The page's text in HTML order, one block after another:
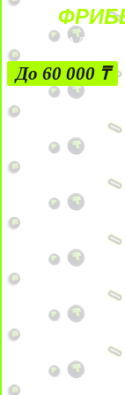
ЗА
До 60 000 ₸